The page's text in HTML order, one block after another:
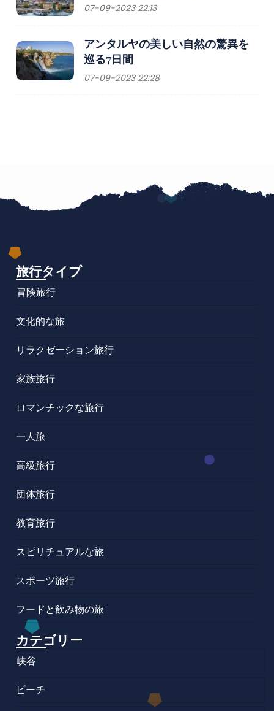
07-09-2023 22:13
アンタルヤの美しい自然の驚異を
巡る7日間
07-09-2023 22:28
旅行タイプ
冒険旅行
文化的な旅
リラクゼーション旅行
家族旅行
ロマンチックな旅行
一人旅
高級旅行
団体旅行
教育旅行
スピリチュアルな旅
スポーツ旅行
フードと飲み物の旅
カテゴリー
峡谷
ビーチ